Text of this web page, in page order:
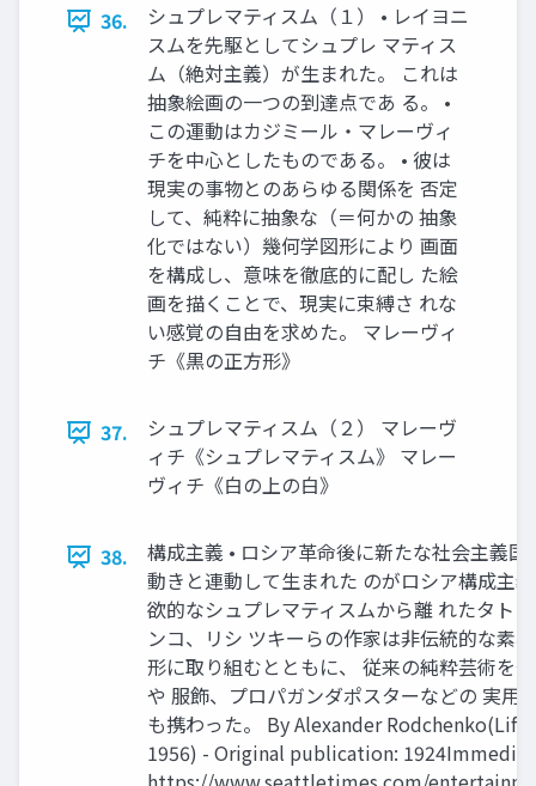
36.
シュプレマティスム（１） • レイヨニ
スムを先駆としてシュプレ マティス
ム（絶対主義）が生まれた。 これは
抽象絵画の一つの到達点であ る。 •
この運動はカジミール・マレーヴィ
チを中心としたものである。 • 彼は
現実の事物とのあらゆる関係を 否定
して、純粋に抽象な（＝何かの 抽象
化ではない）幾何学図形により 画面
を構成し、意味を徹底的に配し た絵
画を描くことで、現実に束縛さ れな
い感覚の自由を求めた。 マレーヴィ
チ《黒の正方形》
37.
シュプレマティスム（２） マレーヴ
ィチ《シュプレマティスム》 マレー
ヴィチ《白の上の白》
38.
構成主義 • ロシア革命後に新たな社会主義国
動きと連動して生まれた のがロシア構成主
欲的なシュプレマティスムから離 れたタト
ンコ、リシ ツキーらの作家は非伝統的な素
形に取り組むとともに、 従来の純粋芸術を
や 服飾、プロパガンダポスターなどの 実用
も携わった。 By Alexander
1956) - Original publication: